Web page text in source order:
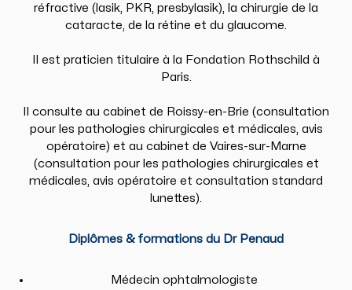
réfractive (lasik, PKR, presbylasik), la chirurgie de la
cataracte, de la rétine et du glaucome.
Il est praticien titulaire à la Fondation Rothschild à
Paris.
Il consulte au cabinet de Roissy-en-Brie (consultation
pour les pathologies chirurgicales et médicales, avis
opératoire) et au cabinet de Vaires-sur-Marne
(consultation pour les pathologies chirurgicales et
médicales, avis opératoire et consultation standard
lunettes).
Diplômes & formations du Dr Penaud
Médecin ophtalmologiste